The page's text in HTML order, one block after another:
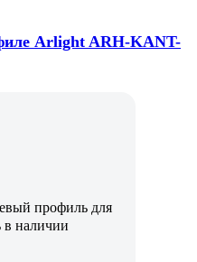
Arlight ARH-KANT-
профиль для
в наличии